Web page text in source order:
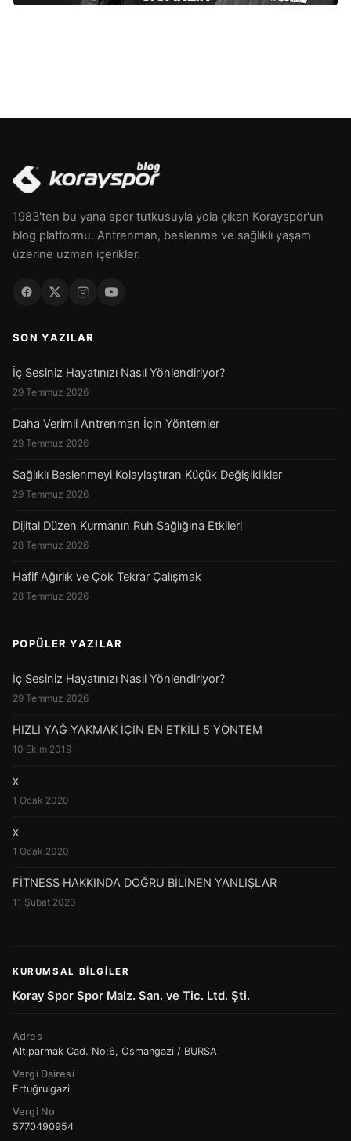
1983'ten bu yana spor tutkusuyla yola çıkan Korayspor'un
blog platformu. Antrenman, beslenme ve sağlıklı yaşam
üzerine uzman içerikler.
SON YAZILAR
İç Sesiniz Hayatınızı Nasıl Yönlendiriyor?
29 Temmuz 2026
Daha Verimli Antrenman İçin Yöntemler
29 Temmuz 2026
Sağlıklı Beslenmeyi Kolaylaştıran Küçük Değişiklikler
29 Temmuz 2026
Dijital Düzen Kurmanın Ruh Sağlığına Etkileri
28 Temmuz 2026
Hafif Ağırlık ve Çok Tekrar Çalışmak
28 Temmuz 2026
POPÜLER YAZILAR
İç Sesiniz Hayatınızı Nasıl Yönlendiriyor?
29 Temmuz 2026
HIZLI YAĞ YAKMAK İÇİN EN ETKİLİ 5 YÖNTEM
10 Ekim 2019
x
1 Ocak 2020
x
1 Ocak 2020
FİTNESS HAKKINDA DOĞRU BİLİNEN YANLIŞLAR
11 Şubat 2020
KURUMSAL BILGILER
Koray Spor Spor Malz. San. ve Tic. Ltd. Şti.
Adres
Altıparmak Cad. No:6, Osmangazi / BURSA
Vergi Dairesi
Ertuğrulgazi
Vergi No
5770490954